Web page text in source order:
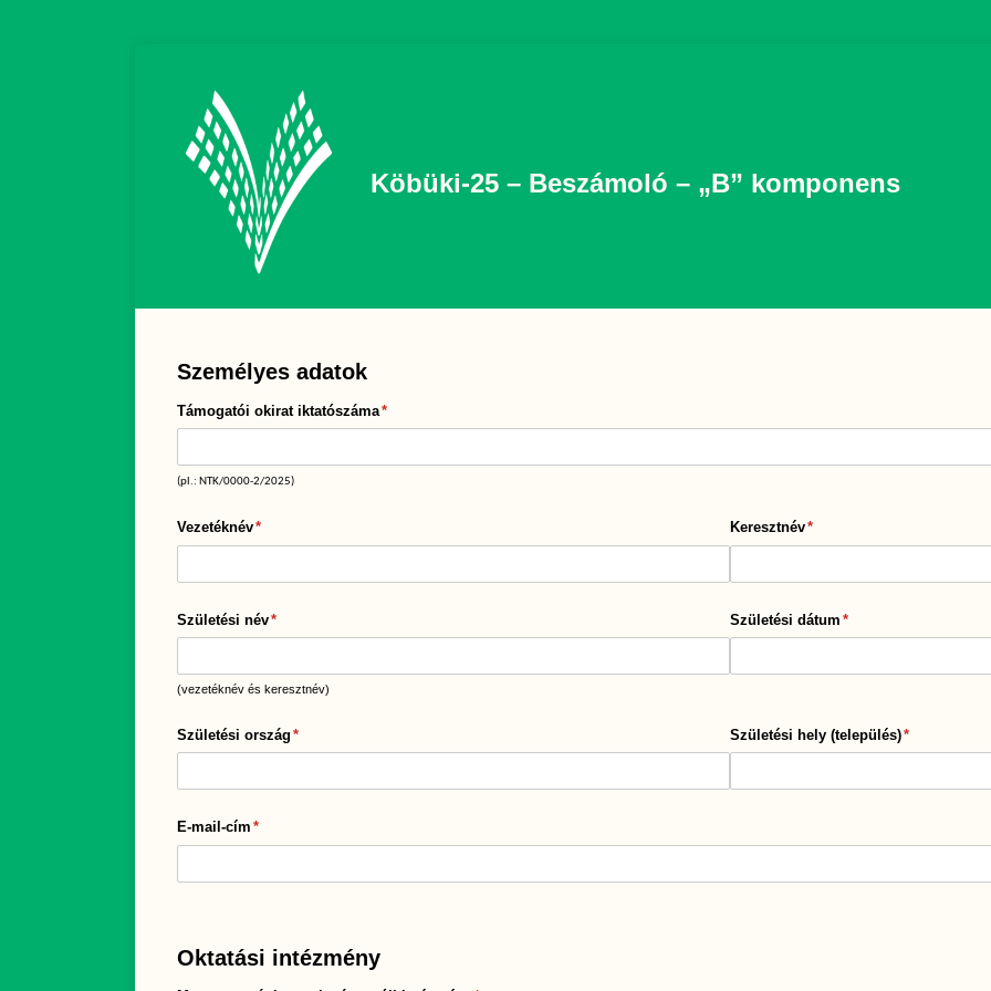
Köbüki-25 – Beszámoló – „B” komponens
Személyes adatok
Támogatói okirat iktatószáma*
(megadása kötelező)
(pl.: NTK/0000-2/2025)
Vezetéknév*
(megadása kötelező) Keresztnév*
(megadása kötelező)
Születési név*
(megadása kötelező)
(vezetéknév és keresztnév)
Születési dátum *
(megadása kötelező)
Születési ország *
(megadása kötelező) Születési hely (település)*
(megadása
E-mail-cím *
(megadása kötelező)
Oktatási intézmény